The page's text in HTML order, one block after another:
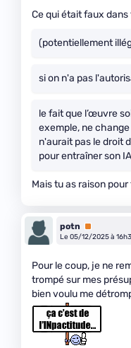
Ce qui était faux
(potentiellement
si on n'a pas
le fait que l’œuvre
exemple, ne
n'aurait pas le droit
pour entraîner son
Mais tu as raison
potn
Premium
Le 05/12/2025 à
Pour le coup, je ne
trompé sur mes
bien voulu me